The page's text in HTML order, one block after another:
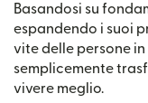
Basandosi su
espandendo i suoi
vite delle persone
semplicemente
vivere meglio.